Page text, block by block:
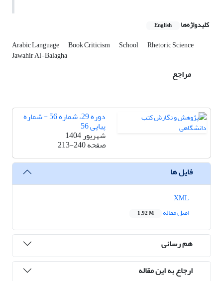
کلیدواژه‌ها English
Arabic Language Book Criticism School Rhetoric Science
Jawahir Al-Balagha
مراجع
دوره 29، شماره 56 - شماره
پیاپی 56
شهریور 1404
صفحه213-240
فایل ها
اصل مقاله
1.92 M
هم رسانی
ارجاع به این مقاله